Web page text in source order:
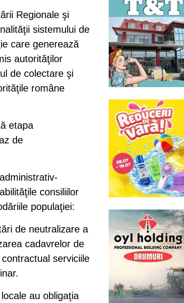
Regionale şi
sistemului de
care generează
autorităţilor
de colectare şi
române
etapa
de
consiliilor
populaţiei:
de neutralizare a
cadavrelor de
serviciile
au obligaţia